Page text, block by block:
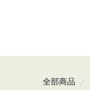
全部商品